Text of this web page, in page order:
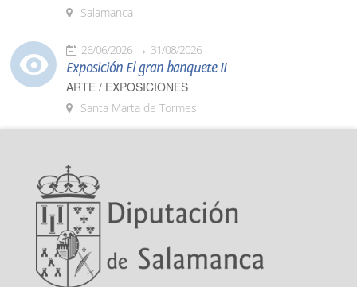
Salamanca
26/06/2026 31/08/2026
Exposición El gran banquete II
ARTE / EXPOSICIONES
Santa Marta de Tormes